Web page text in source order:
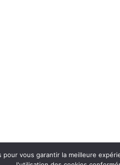
pour vous garantir la meilleure